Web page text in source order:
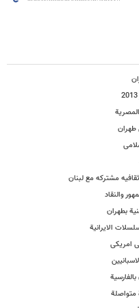
المصریة
طهران
مشترکه مع لبنان
والنقاد
بطهران
الایرانیة
امریکی
متواصلة